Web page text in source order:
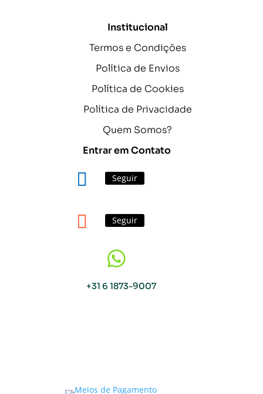
Institucional
Termos e Condições
Política de Envios
Política de Cookies
Política de Privacidade
Quem Somos?
Entrar em Contato
Seguir
Seguir

+31 6 1873-9007